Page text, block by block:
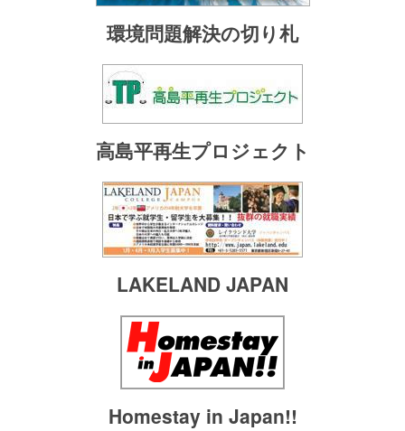
環境問題解決の切り札
高島平再生プロジェクト
LAKELAND JAPAN
Homestay in Japan!!